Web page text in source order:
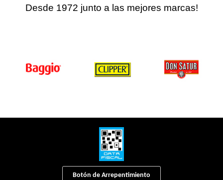
Desde 1972 junto a las mejores marcas!
Botón de Arrepentimiento